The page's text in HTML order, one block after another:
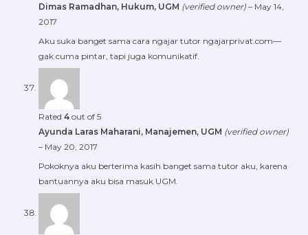
Dimas Ramadhan, Hukum, UGM (verified owner) – May 14,
2017
Aku suka banget sama cara ngajar tutor ngajarprivat.com—
gak cuma pintar, tapi juga komunikatif.
Rated 4 out of 5
Ayunda Laras Maharani, Manajemen, UGM (verified owner)
– May 20, 2017
Pokoknya aku berterima kasih banget sama tutor aku, karena
bantuannya aku bisa masuk UGM.